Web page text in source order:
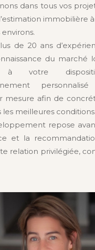
dans tous vos
immobilière
de 20 ans
du marché
à votre
mesure afin de
les meilleures conditions.
repose
et la
relation privilégiée,
fidélité durable
de notre
chaque projet immobilier
humaine,